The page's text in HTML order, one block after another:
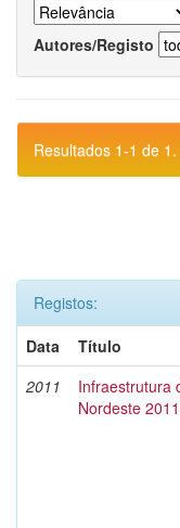
Autores/Registo
Resultados 1-1 de 1.
Registos:
Data
Título
2011
Infraestrutura
Nordeste 2011